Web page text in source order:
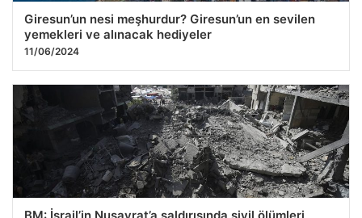
Giresun’un nesi meşhurdur? Giresun’un en sevilen
yemekleri ve alınacak hediyeler
11/06/2024